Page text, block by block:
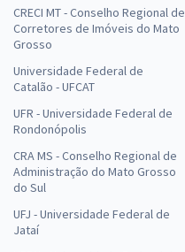
CRECI MT - Conselho Regional de
Corretores de Imóveis do Mato
Grosso
Universidade Federal de
Catalão - UFCAT
UFR - Universidade Federal de
Rondonópolis
CRA MS - Conselho Regional de
Administração do Mato Grosso
do Sul
UFJ - Universidade Federal de
Jataí